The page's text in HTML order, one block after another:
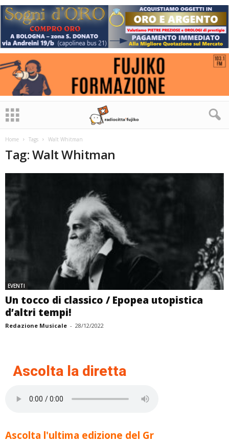
Home Tags Walt Whitman
Tag: Walt Whitman
EVENTI
Un tocco di classico / Epopea utopistica
d’altri tempi!
Redazione Musicale - 28/12/2022
Ascolta la diretta
Ascolta l'ultima edizione del Gr